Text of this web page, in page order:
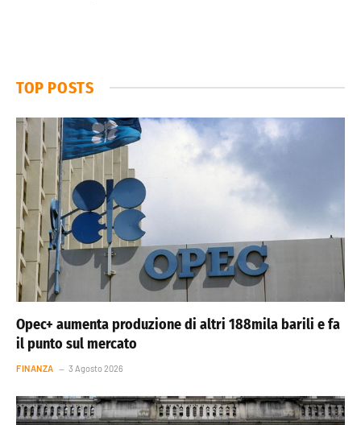
TOP POSTS
Opec+ aumenta produzione di altri 188mila barili e fa
il punto sul mercato
FINANZA 3 Agosto 2026